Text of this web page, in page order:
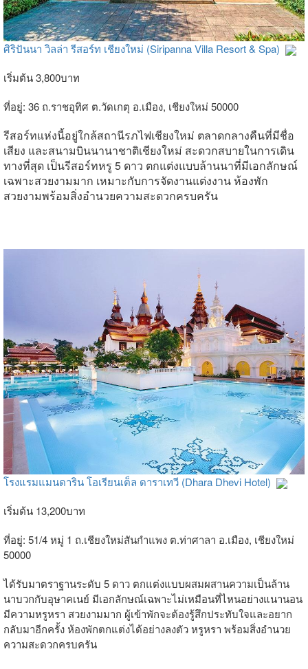
ศิริปันนา วิลล่า รีสอร์ท เชียงใหม่ (Siripanna Villa Resort & Spa)
เริ่มต้น 3,800บาท
ที่อยู่: 36 ถ.ราชอุทิศ ต.วัดเกตุ อ.เมือง, เชียงใหม่ 50000
รีสอร์ทแห่งนี้อยู่ใกล้สถานีรภไฟเชียงใหม่ ตลาดกลางคืนที่มีชื่อ
เสียง และสนามบินนานาชาติเชียงใหม่ สะดวกสบายในการเดิน
ทางที่สุด เป็นรีสอร์ทหรู 5 ดาว ตกแต่งแบบล้านนาที่มีเอกลักษณ์
เฉพาะสวยงามมาก เหมาะกับการจัดงานแต่งงาน ห้องพัก
สวยงามพร้อมสิ่งอำนวยความสะดวกครบครัน
โรงแรมแมนดาริน โอเรียนเต็ล ดาราเทวี (Dhara Dhevi Hotel)
เริ่มต้น 13,200บาท
ที่อยู่: 51/4 หมู่ 1 ถ.เชียงใหม่สันกำแพง ต.ท่าศาลา อ.เมือง, เชียงใหม่
50000
ได้รับมาตราฐานระดับ 5 ดาว ตกแต่งแบบผสมผสานความเป็นล้าน
นาบวกกับอุษาคเนย์ มีเอกลักษณ์เฉพาะไม่เหมือนที่ไหนอย่างแนานอน
มีความหรูหรา สวยงามมาก ผู้เข้าพักจะต้องรู้สึกประทับใจและอยาก
กลับมาอีกครั้ง ห้องพักตกแต่งได้อย่างลงตัว หรูหรา พร้อมสิ่งอำนวย
ความสะดวกครบครัน